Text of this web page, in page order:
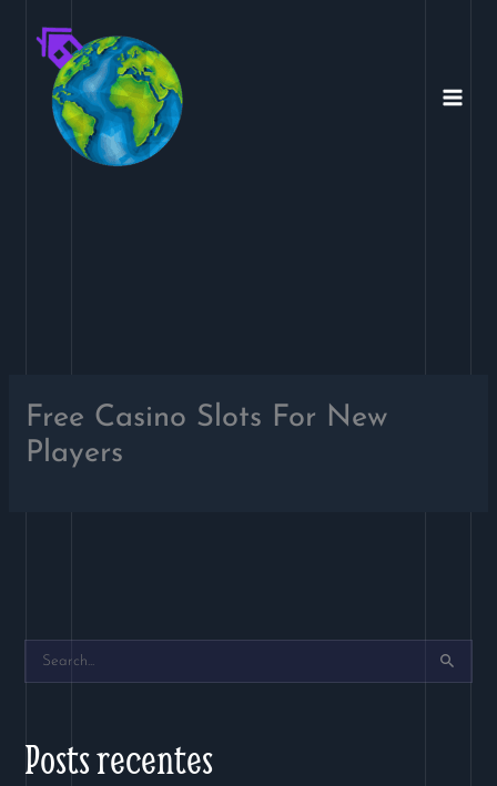
conteúdo
Free Casino Slots For New
Players
q
Posts recentes